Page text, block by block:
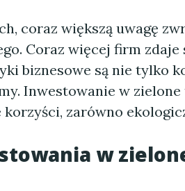
coraz większą uwagę
Coraz więcej firm zdaje
biznesowe są nie tylko
Inwestowanie w
zarówno
w